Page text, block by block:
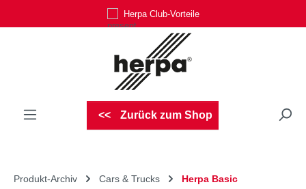
Zum Hauptinhalt springenHerpa Club-Vorteile
Zurück zum Shop
Produkt-Archiv Cars & Trucks Herpa Basic